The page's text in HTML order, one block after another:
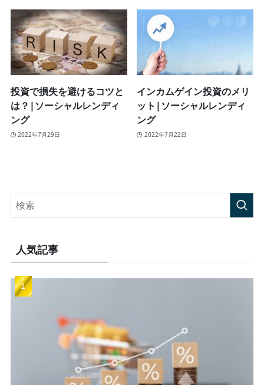
投資で損失を避けるコツと
は？|ソーシャルレンディ
ング
2022年7月29日
インカムゲイン投資のメリ
ット|ソーシャルレンディ
ング
2022年7月22日
人気記事